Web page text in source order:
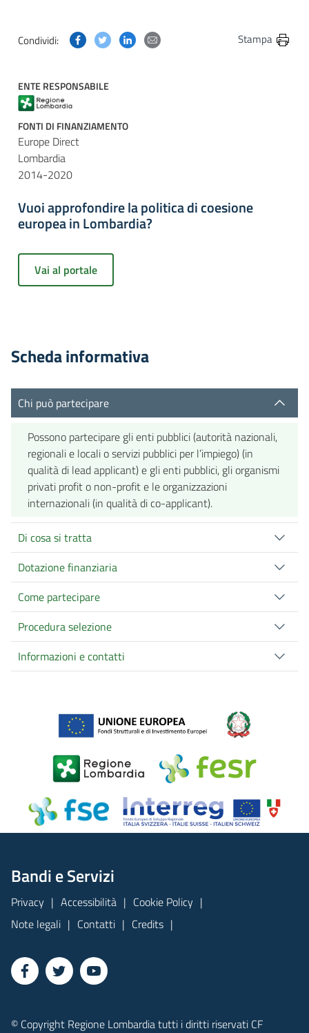
Condividi: Condividi questa pagina su Facebook
Condividi questa pagina su Twitter
Condividi questa pagina su Linkedin
Condividi questa pagina via
Stampa
ENTE RESPONSABILE
FONTI DI FINANZIAMENTO
Europe Direct
Lombardia
2014-2020
Vuoi approfondire la politica di coesione
europea in Lombardia?
Vai al portale
Scheda informativa
Chi può partecipare
Possono partecipare gli enti pubblici (autorità nazionali,
regionali e locali o servizi pubblici per l’impiego) (in
qualità di lead applicant) e gli enti pubblici, gli organismi
privati profit o non-profit e le organizzazioni
internazionali (in qualità di co-applicant).
Di cosa si tratta
Dotazione finanziaria
Come partecipare
Procedura selezione
Informazioni e contatti
Bandi e Servizi
Privacy Accessibilità
Cookie Policy
Note legali
Contatti Credits
© Copyright Regione Lombardia tutti i diritti riservati CF